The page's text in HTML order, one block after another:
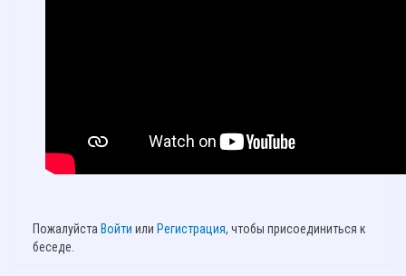
Пожалуйста Войти или Регистрация, чтобы присоединиться к
беседе.